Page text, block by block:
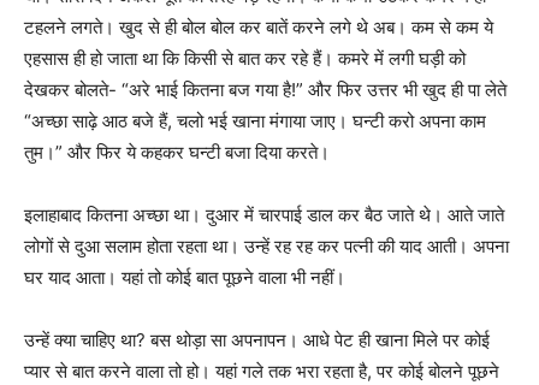
टहलने लगते। खुद से ही बोल बोल कर बातें करने लगे थे अब। कम से कम ये
एहसास ही हो जाता था कि किसी से बात कर रहे हैं। कमरे में लगी घड़ी को
देखकर बोलते- “अरे भाई कितना बज गया है!” और फिर उत्तर भी खुद ही पा लेते
“अच्छा साढ़े आठ बजे हैं, चलो भई खाना मंगाया जाए। घन्टी करो अपना काम
तुम।” और फिर ये कहकर घन्टी बजा दिया करते।
इलाहाबाद कितना अच्छा था। दुआर में चारपाई डाल कर बैठ जाते थे। आते जाते
लोगों से दुआ सलाम होता रहता था। उन्हें रह रह कर पत्नी की याद आती। अपना
घर याद आता। यहां तो कोई बात पूछने वाला भी नहीं।
उन्हें क्या चाहिए था? बस थोड़ा सा अपनापन। आधे पेट ही खाना मिले पर कोई
प्यार से बात करने वाला तो हो। यहां गले तक भरा रहता है, पर कोई बोलने पूछने